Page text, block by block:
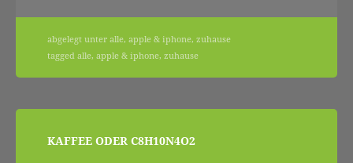
abgelegt unter alle, apple & iphone, zuhause
tagged alle, apple & iphone, zuhause
beitragsnavigation
KAFFEE ODER C8H10N4O2